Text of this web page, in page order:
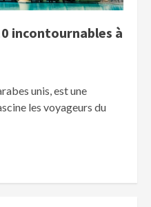
incontournables à
unis, est une
les voyageurs du